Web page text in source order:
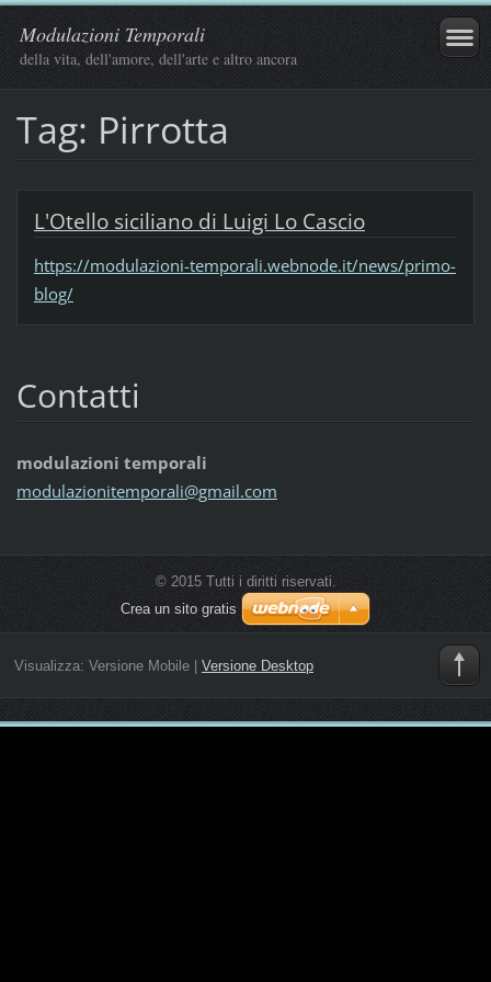
Modulazioni Temporali
della vita, dell'amore, dell'arte e altro ancora
Tag: Pirrotta
L'Otello siciliano di Luigi Lo Cascio
https://modulazioni-temporali.webnode.it/news/primo-
blog/
Contatti
modulazioni temporali
modulazionitemporali@gmail.com
© 2015 Tutti i diritti riservati.
Crea un sito gratis
Visualizza: Versione Mobile| Versione Desktop